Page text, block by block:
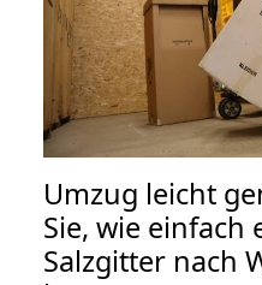
Umzug leicht
Sie, wie einfach
Salzgitter nach